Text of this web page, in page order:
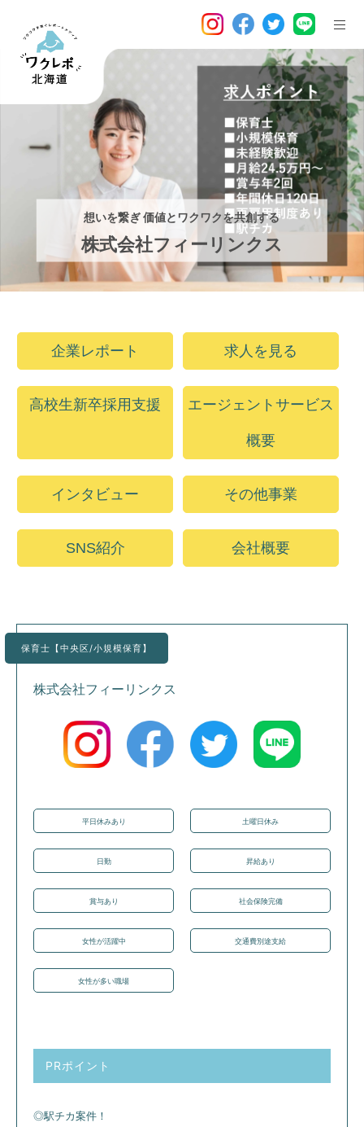
想いを繋ぎ 価値とワクワクを共創する
株式会社フィーリンクス
企業レポート 求人を見る
高校生新卒採用支援 エージェントサービス
概要
インタビュー その他事業
SNS紹介 会社概要
保育士【中央区/小規模保育】
株式会社フィーリンクス
平日休みあり 土曜日休み
日勤 昇給あり
賞与あり 社会保険完備
女性が活躍中 交通費別途支給
女性が多い職場
PRポイント
◎駅チカ案件！